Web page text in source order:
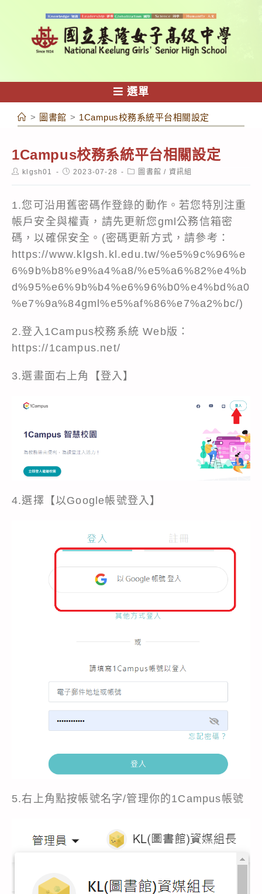
容
選單
> 圖書館 > 1Campus校務系統平台相關設定
1Campus校務系統平台相關設定
Postklgsh01
Post2023-07-28
Post圖書館 / 資訊組
1.您可沿用舊密碼作登錄的動作。若您特別注重
帳戶安全與權責，請先更新您gml公務信箱密
碼，以確保安全。(密碼更新方式，請參考：
https://www.klgsh.kl.edu.tw/%e5%9c%96%e
6%9b%b8%e9%a4%a8/%e5%a6%82%e4%b
d%95%e6%9b%b4%e6%96%b0%e4%bd%a0
%e7%9a%84gml%e5%af%86%e7%a2%bc/)
2.登入1Campus校務系統 Web版：
https://1campus.net/
3.選畫面右上角【登入】
4.選擇【以Google帳號登入】
5.右上角點按帳號名字/管理你的1Campus帳號